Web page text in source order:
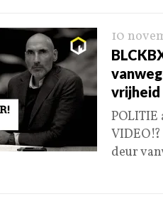
10
vrijheid
POLITIE
deur